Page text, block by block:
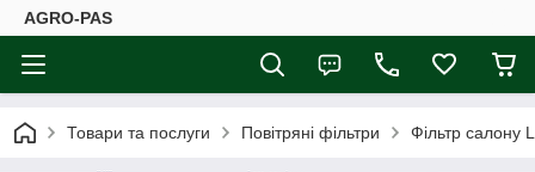
AGRO-PAS
Товари та послуги Повітряні фільтри Фільтр салону